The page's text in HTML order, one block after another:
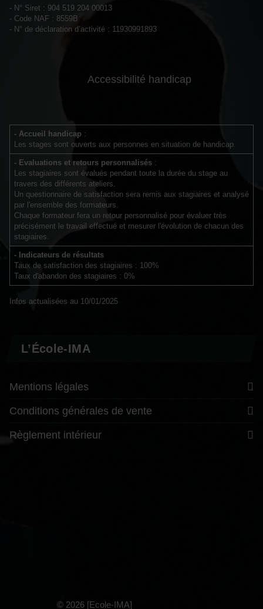
- N° Siret : 904 519 204 00013
- Code NAF : 8559B
- N° de déclaration d’activité : 11930991893
Accessibilité handicap
- Accueil handicap:
Les stages sont ouverts aux personnes en situation de handicap.
- Evaluations et retours personnalisés:
Les stagiaires sont évalués pendant toute la durée du stage au
travers des différents ateliers.
Un questionnaire de satisfaction sera remis aux stagiaires et analysé
par l'ensemble des formateurs.
Chaque formateur fera un retour personnalisé pour évaluer très
précisément le travail effectué et mesurer l'évolution de chacun des
stagiaires.
- Indicateurs de résultats
Taux de satisfaction des stagiaires : 100%
Taux d'abandon des stagiaires : 0%
Infos actualisées au 10/01/2025
L’École-IMA
Mentions légales
Conditions générales de vente
Règlement intérieur
© 2026 [Ecole-IMA]